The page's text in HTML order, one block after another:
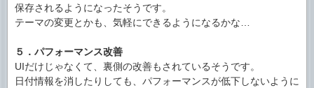
保存されるようになったそうです。
テーマの変更とかも、気軽にできるようになるかな…
５．パフォーマンス改善
UIだけじゃなくて、裏側の改善もされているそうです。
日付情報を消したりしても、パフォーマンスが低下しないように